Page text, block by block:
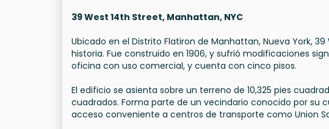
39 West 14th Street, Manhattan, NYC
Ubicado en el Distrito Flatiron de Manhattan, Nueva York,
historia. Fue construido en 1906, y sufrió modificaciones
oficina con uso comercial, y cuenta con cinco pisos.
El edificio se asienta sobre un terreno de 10,325 pies
cuadrados. Forma parte de un vecindario conocido por
acceso conveniente a centros de transporte como Union